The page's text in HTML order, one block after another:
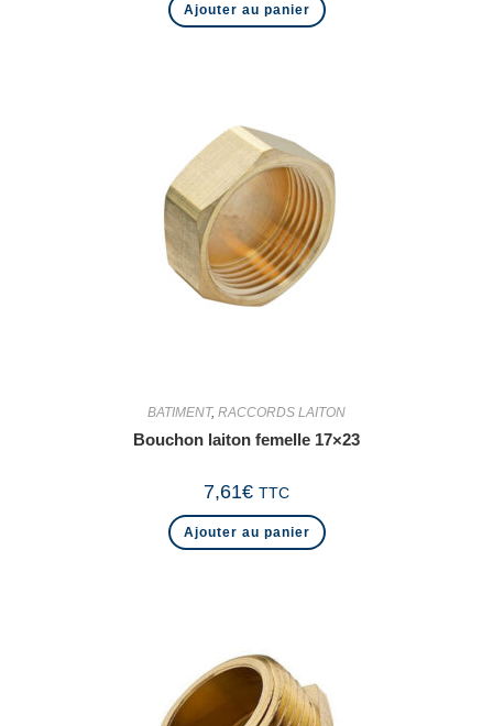
Ajouter au panier
BATIMENT, RACCORDS LAITON
Bouchon laiton femelle 17×23
7,61€ TTC
Ajouter au panier